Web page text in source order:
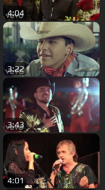
4:04
3:22
3:43
4:01